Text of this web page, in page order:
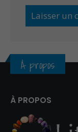
À propos
À PROPOS